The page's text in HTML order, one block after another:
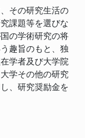
その研究生活の
課題等を選びな
の学術研究の将
趣旨のもと、独
学者及び大学院
学その他の研究
、研究奨励金を